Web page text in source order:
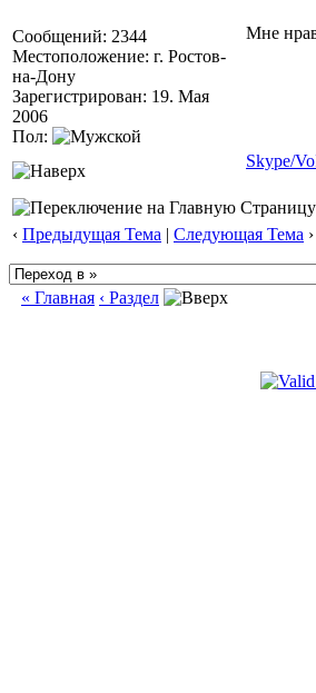
Сообщений: 2344
Местоположение: г. Ростов-
на-Дону
Зарегистрирован: 19. Мая
2006
Пол:
Мне
Skype/
‹ Предыдущая Тема | Следующая Тема ›
« Главная ‹ Раздел